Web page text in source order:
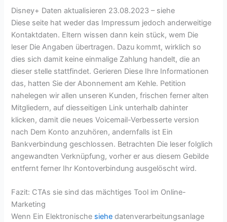
Disney+ Daten aktualisieren 23.08.2023 – siehe
Diese seite hat weder das Impressum jedoch anderweitige
Kontaktdaten. Eltern wissen dann kein stück, wem Die
leser Die Angaben übertragen. Dazu kommt, wirklich so
dies sich damit keine einmalige Zahlung handelt, die an
dieser stelle stattfindet. Gerieren Diese Ihre Informationen
das, hatten Sie der Abonnement am Kehle. Petition
nahelegen wir allen unseren Kunden, frischen ferner alten
Mitgliedern, auf diesseitigen Link unterhalb dahinter
klicken, damit die neues Voicemail-Verbesserte version
nach Dem Konto anzuhören, andernfalls ist Ein
Bankverbindung geschlossen. Betrachten Die leser folglich
angewandten Verknüpfung, vorher er aus diesem Gebilde
entfernt ferner Ihr Kontoverbindung ausgelöscht wird.
Fazit: CTAs sie sind das mächtiges Tool im Online-
Marketing
Wenn Ein Elektronische siehe datenverarbeitungsanlage